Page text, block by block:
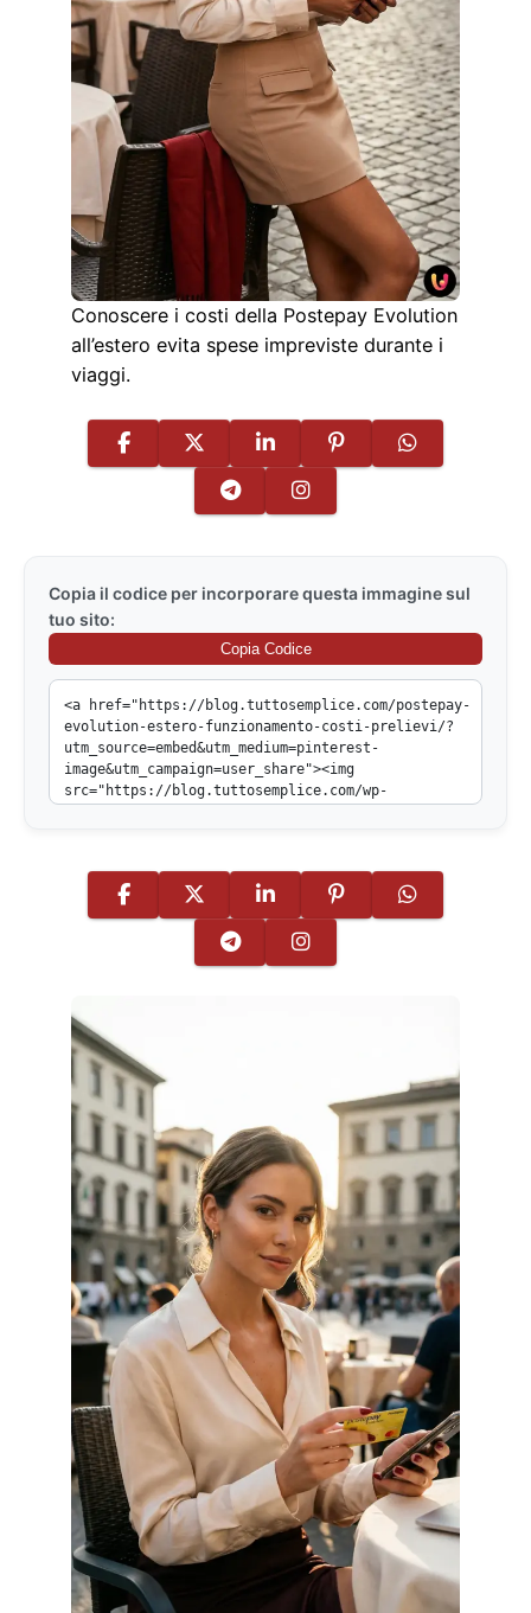
Conoscere i costi della Postepay Evolution
all’estero evita spese impreviste durante i
viaggi.
Copia il codice per incorporare questa immagine sul
tuo sito:
Copia Codice